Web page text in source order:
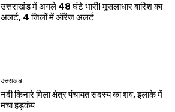
उत्तराखंड में अगले 48 घंटे भारी! मूसलाधार बारिश का
अलर्ट, 4 जिलों में ऑरेंज अलर्ट
उत्तराखंड
नदी किनारे मिला क्षेत्र पंचायत सदस्य का शव, इलाके में
मचा हड़कंप